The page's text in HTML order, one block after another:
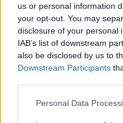
us or personal information
your opt-out. You may
disclosure of your personal
IAB’s list of downstream
also be disclosed by us to
Downstream Participants
Personal Data